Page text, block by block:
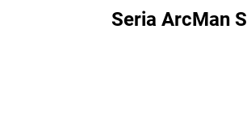
Seria ArcMan S